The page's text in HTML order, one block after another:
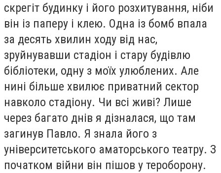
скрегіт будинку і його розхитування, ніби
він із паперу і клею. Одна із бомб впала
за десять хвилин ходу від нас,
зруйнувавши стадіон і стару будівлю
бібліотеки, одну з моїх улюблених. Але
нині більше хвилює приватний сектор
навколо стадіону. Чи всі живі? Лише
через багато днів я дізналася, що там
загинув Павло. Я знала його з
університетського аматорського театру. З
початком війни він пішов у тероборону.